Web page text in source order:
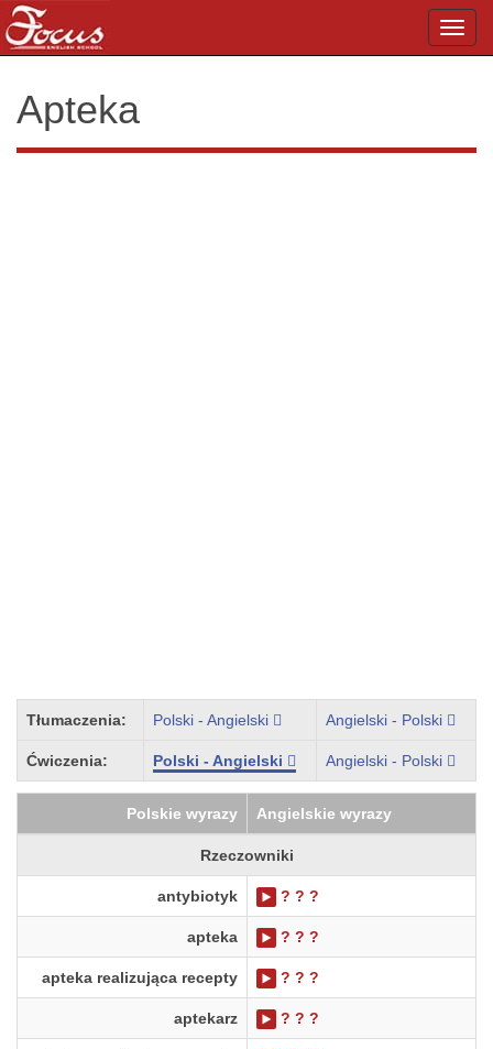
Apteka
Tłumaczenia: Polski - Angielski Angielski - Polski
Ćwiczenia: Polski - Angielski Angielski - Polski
Polskie wyrazy Angielskie wyrazy
Rzeczowniki
antybiotyk ? ? ?
apteka ? ? ?
apteka realizująca recepty ? ? ?
aptekarz ? ? ?